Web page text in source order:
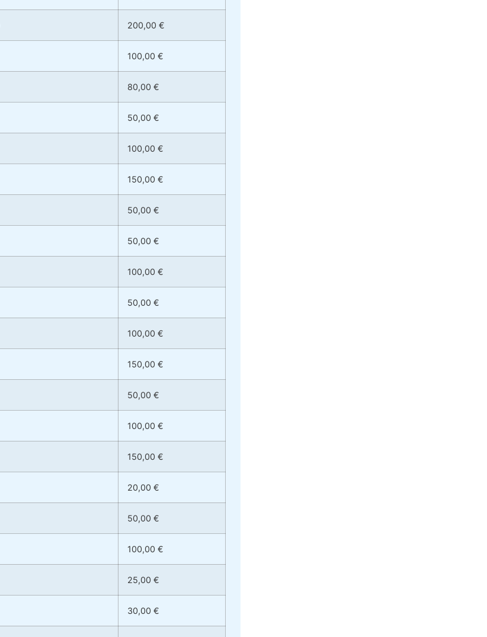
200,00 €
100,00 €
80,00 €
50,00 €
100,00 €
150,00 €
50,00 €
50,00 €
100,00 €
50,00 €
100,00 €
150,00 €
50,00 €
100,00 €
150,00 €
20,00 €
50,00 €
100,00 €
25,00 €
30,00 €